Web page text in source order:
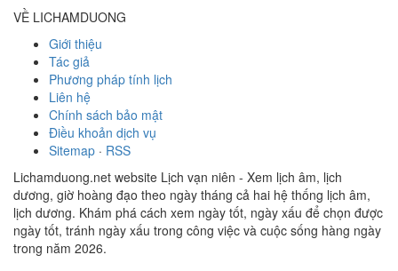
VỀ LICHAMDUONG
Giới thiệu
Tác giả
Phương pháp tính lịch
Liên hệ
Chính sách bảo mật
Điều khoản dịch vụ
Sitemap · RSS
Lichamduong.net website Lịch vạn niên - Xem lịch âm, lịch
dương, giờ hoàng đạo theo ngày tháng cả hai hệ thống lịch âm,
lịch dương. Khám phá cách xem ngày tốt, ngày xấu để chọn được
ngày tốt, tránh ngày xấu trong công việc và cuộc sống hàng ngày
trong năm 2026.